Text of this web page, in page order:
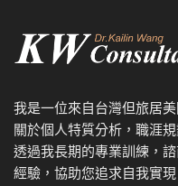
我是一位來自台灣但旅居
關於個人特質分析，職涯
透過我長期的專業訓練，
經驗，協助您追求自我實